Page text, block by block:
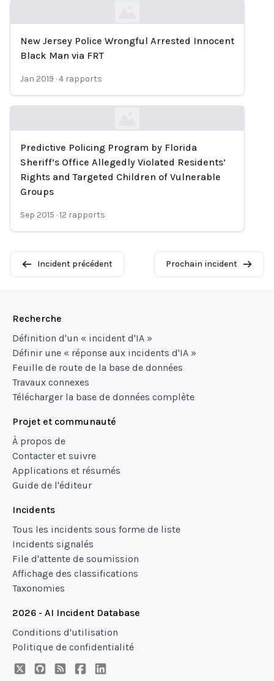
Loading...
New Jersey Police Wrongful Arrested Innocent
Black Man via FRT
Jan 2019 ·4 rapports
Loading...
Predictive Policing Program by Florida
Sheriff’s Office Allegedly Violated Residents’
Rights and Targeted Children of Vulnerable
Groups
Sep 2015 ·12 rapports
Incident précédent Prochain incident
Recherche
Définition d'un « incident d'IA »
Définir une « réponse aux incidents d'IA »
Feuille de route de la base de données
Travaux connexes
Télécharger la base de données complète
Projet et communauté
À propos de
Contacter et suivre
Applications et résumés
Guide de l'éditeur
Incidents
Tous les incidents sous forme de liste
Incidents signalés
File d'attente de soumission
Affichage des classifications
Taxonomies
2026 - AI Incident Database
Conditions d'utilisation
Politique de confidentialité